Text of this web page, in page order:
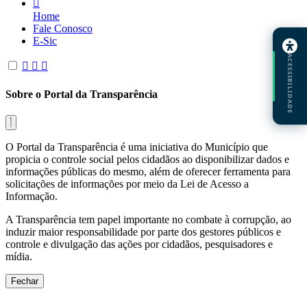
Home
Fale Conosco
E-Sic
Sobre o Portal da Transparência
O Portal da Transparência é uma iniciativa do Município que
propicia o controle social pelos cidadãos ao disponibilizar dados e
informações públicas do mesmo, além de oferecer ferramenta para
solicitações de informações por meio da Lei de Acesso a
Informação.
A Transparência tem papel importante no combate à corrupção, ao
induzir maior responsabilidade por parte dos gestores públicos e
controle e divulgação das ações por cidadãos, pesquisadores e
mídia.
Fechar
ACESSIBILIDADE